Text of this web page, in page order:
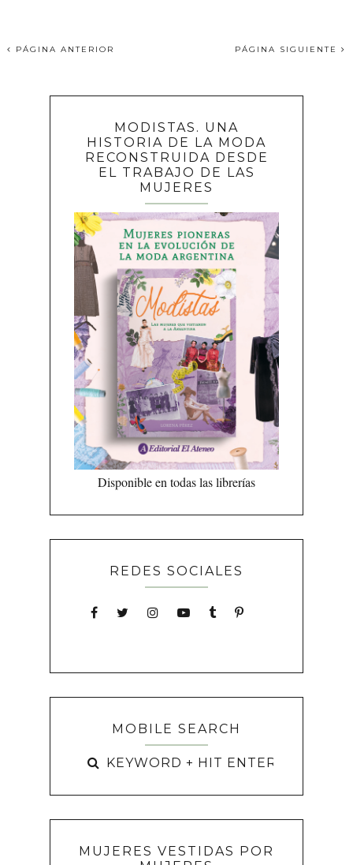
PÁGINA ANTERIOR PÁGINA SIGUIENTE
MODISTAS. UNA
HISTORIA DE LA MODA
RECONSTRUIDA DESDE
EL TRABAJO DE LAS
MUJERES
Disponible en todas las librerías
REDES SOCIALES
MOBILE SEARCH
MUJERES VESTIDAS POR